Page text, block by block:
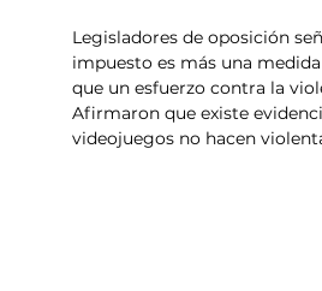
Legisladores de oposición
impuesto es más una
que un esfuerzo contra la
Afirmaron que existe
videojuegos no hacen